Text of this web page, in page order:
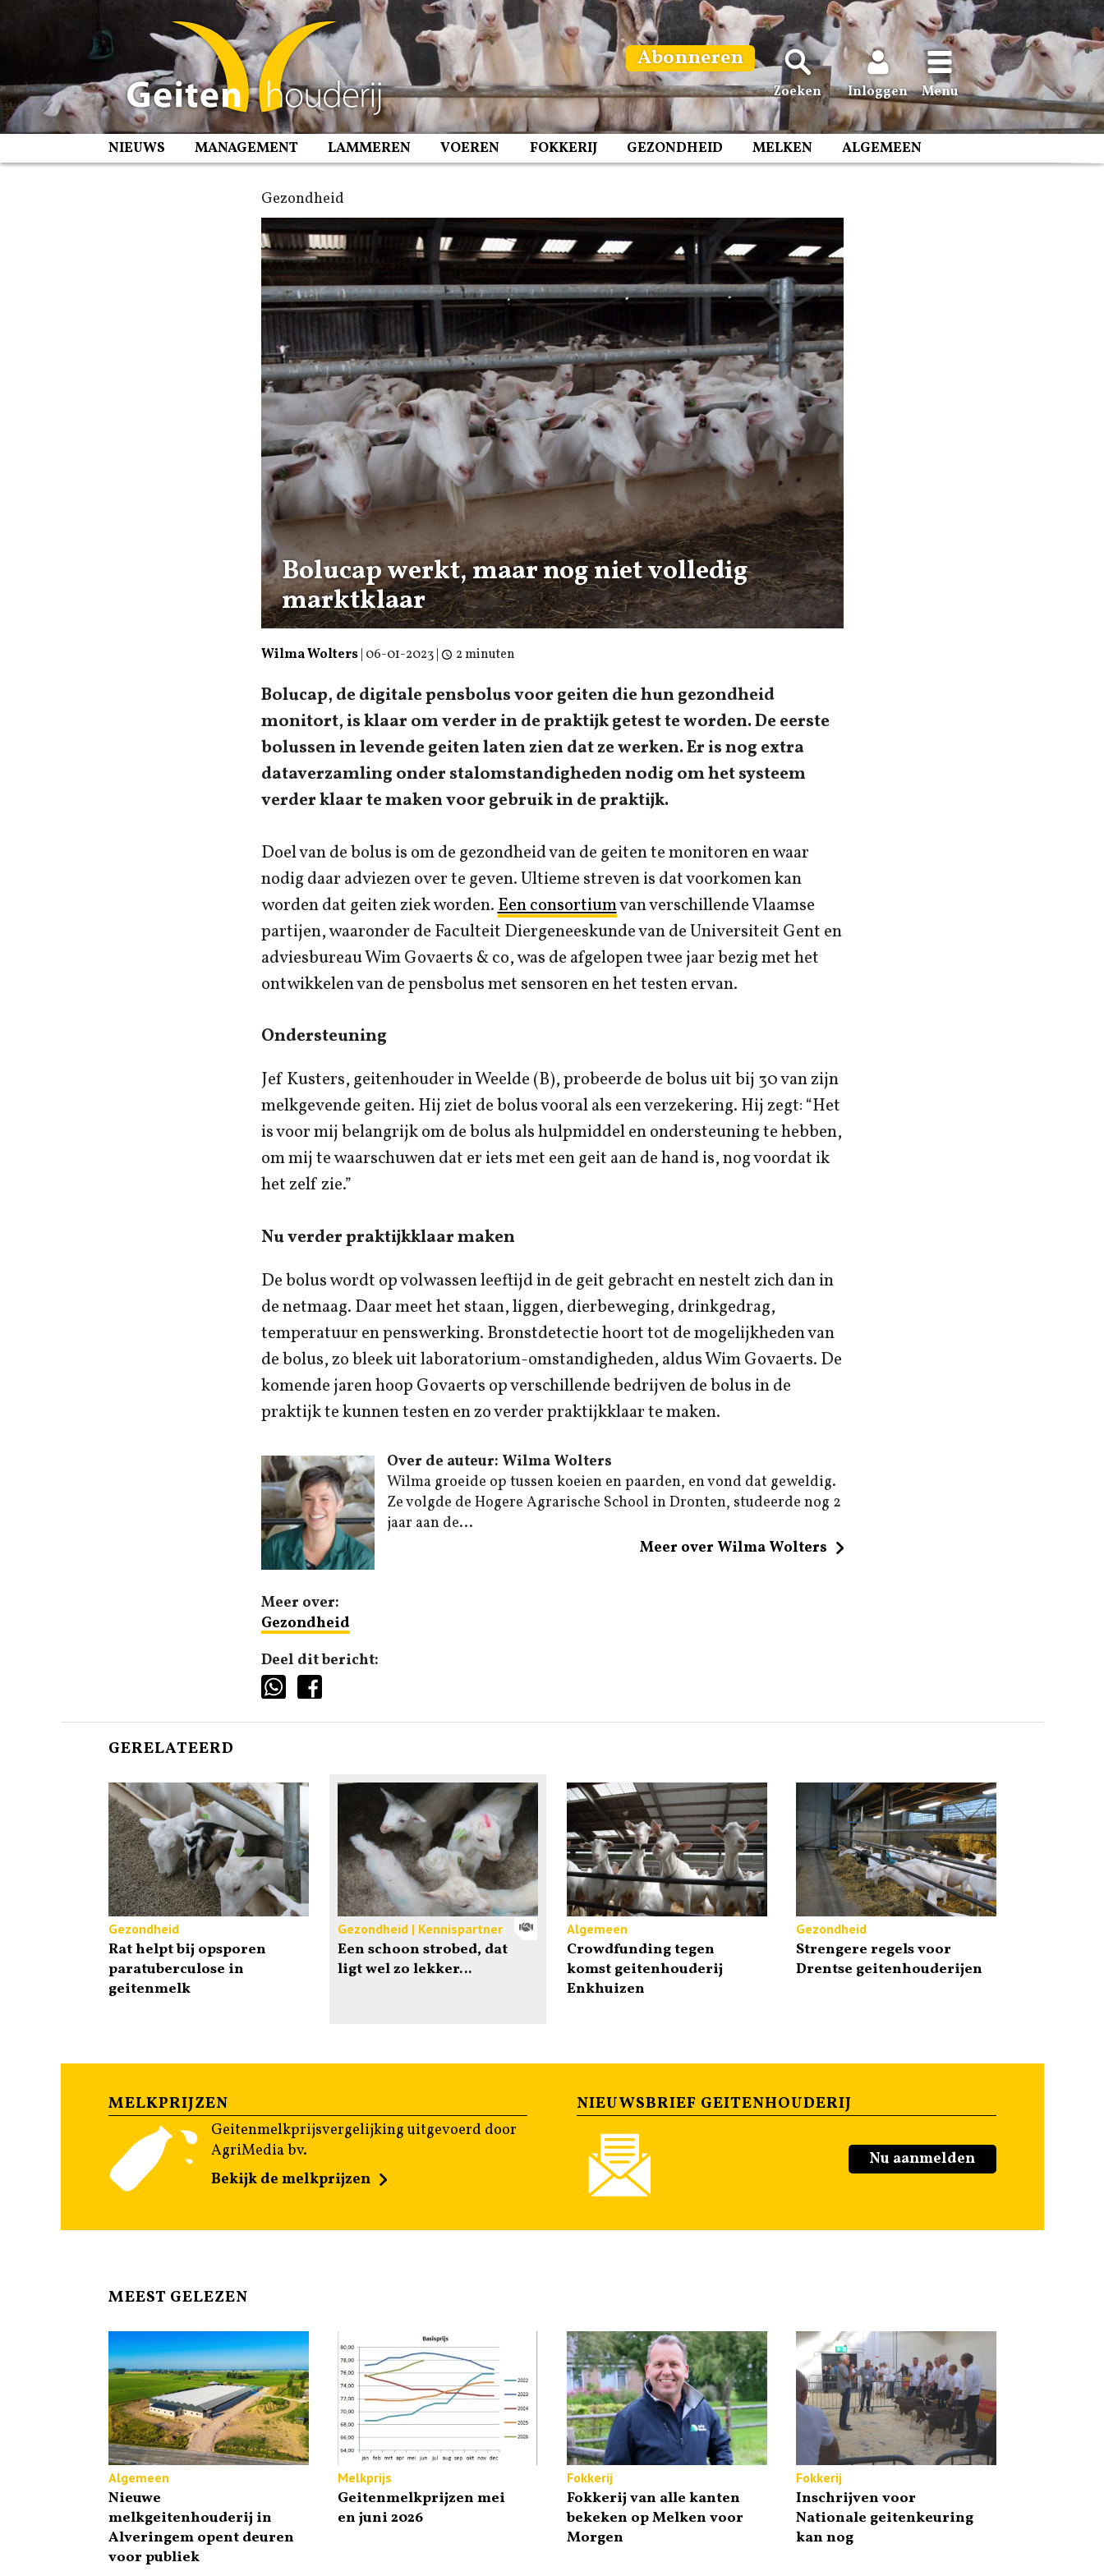
Abonneren
Zoeken Inloggen Menu
NIEUWS MANAGEMENT LAMMEREN VOEREN FOKKERIJ GEZONDHEID MELKEN ALGEMEEN
Gezondheid
Bolucap werkt, maar nog niet volledig
marktklaar
Wilma Wolters| 06-01-2023| 2 minuten
Bolucap, de digitale pensbolus voor geiten die hun gezondheid
monitort, is klaar om verder in de praktijk getest te worden. De eerste
bolussen in levende geiten laten zien dat ze werken. Er is nog extra
dataverzamling onder stalomstandigheden nodig om het systeem
verder klaar te maken voor gebruik in de praktijk.
Doel van de bolus is om de gezondheid van de geiten te monitoren en waar
nodig daar adviezen over te geven. Ultieme streven is dat voorkomen kan
worden dat geiten ziek worden. Een consortiumvan verschillende Vlaamse
partijen, waaronder de Faculteit Diergeneeskunde van de Universiteit Gent en
adviesbureau Wim Govaerts & co, was de afgelopen twee jaar bezig met het
ontwikkelen van de pensbolus met sensoren en het testen ervan.
Ondersteuning
Jef Kusters, geitenhouder in Weelde (B), probeerde de bolus uit bij 30 van zijn
melkgevende geiten. Hij ziet de bolus vooral als een verzekering. Hij zegt: “Het
is voor mij belangrijk om de bolus als hulpmiddel en ondersteuning te hebben,
om mij te waarschuwen dat er iets met een geit aan de hand is, nog voordat ik
het zelf zie.”
Nu verder praktijkklaar maken
De bolus wordt op volwassen leeftijd in de geit gebracht en nestelt zich dan in
de netmaag. Daar meet het staan, liggen, dierbeweging, drinkgedrag,
temperatuur en penswerking. Bronstdetectie hoort tot de mogelijkheden van
de bolus, zo bleek uit laboratorium-omstandigheden, aldus Wim Govaerts. De
komende jaren hoop Govaerts op verschillende bedrijven de bolus in de
praktijk te kunnen testen en zo verder praktijkklaar te maken.
Over de auteur: Wilma Wolters
Wilma groeide op tussen koeien en paarden, en vond dat geweldig.
Ze volgde de Hogere Agrarische School in Dronten, studeerde nog 2
jaar aan de...
Meer over Wilma Wolters
Meer over:
Gezondheid
Deel dit bericht:
GERELATEERD
Gezondheid
Rat helpt bij opsporen
paratuberculose in
geitenmelk
Gezondheid | Kennispartner
Een schoon strobed, dat
ligt wel zo lekker…
Algemeen
Crowdfunding tegen
komst geitenhouderij
Enkhuizen
Gezondheid
Strengere regels voor
Drentse geitenhouderijen
MELKPRIJZEN
Geitenmelkprijsvergelijking uitgevoerd door
AgriMedia bv.
Bekijk de melkprijzen
NIEUWSBRIEF GEITENHOUDERIJ
Nu aanmelden
MEEST GELEZEN
Algemeen
Nieuwe
melkgeitenhouderij in
Alveringem opent deuren
voor publiek
Melkprijs
Geitenmelkprijzen mei
en juni 2026
Fokkerij
Fokkerij van alle kanten
bekeken op Melken voor
Morgen
Fokkerij
Inschrijven voor
Nationale geitenkeuring
kan nog